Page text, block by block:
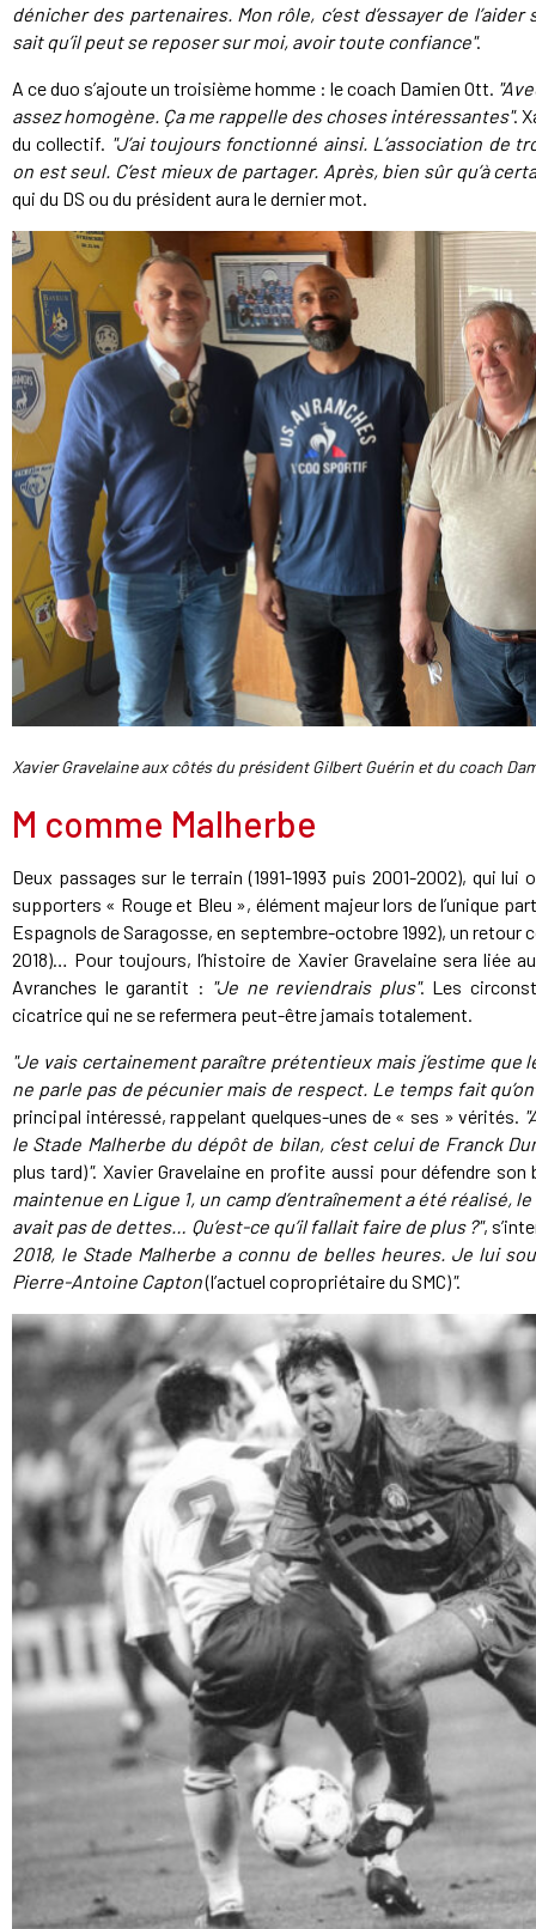
dénicher des partenaires. Mon rôle, c’est d’essayer de
sait qu’il peut se reposer sur moi, avoir toute confiance".
A ce duo s’ajoute un troisième homme : le coach Damien Ott.
assez homogène. Ça me rappelle des choses intéressantes".
du collectif. "J’ai toujours fonctionné ainsi. L’association de
on est seul. C’est mieux de partager. Après, bien sûr qu’à
qui du DS ou du président aura le dernier mot.
Xavier Gravelaine aux côtés du président Gilbert Guérin et du coach
M comme Malherbe
Deux passages sur le terrain (1991-1993 puis 2001-2002), qui lui
supporters « Rouge et Bleu », élément majeur lors de l’unique
Espagnols de Saragosse, en septembre-octobre 1992), un retour
2018)… Pour toujours, l’histoire de Xavier Gravelaine sera liée
Avranches le garantit : "Je ne reviendrais plus". Les
cicatrice qui ne se refermera peut-être jamais totalement.
"Je vais certainement paraître prétentieux mais j’estime que
ne parle pas de pécunier mais de respect. Le temps fait
principal intéressé, rappelant quelques-unes de « ses » vérités.
le Stade Malherbe du dépôt de bilan, c’est celui de Franck
plus tard)". Xavier Gravelaine en profite aussi pour défendre
maintenue en Ligue 1, un camp d’entraînement a été réalisé,
avait pas de dettes… Qu’est-ce qu’il fallait faire de plus ?",
2018, le Stade Malherbe a connu de belles heures. Je lui
Pierre-Antoine Capton(l’actuel copropriétaire du SMC)".